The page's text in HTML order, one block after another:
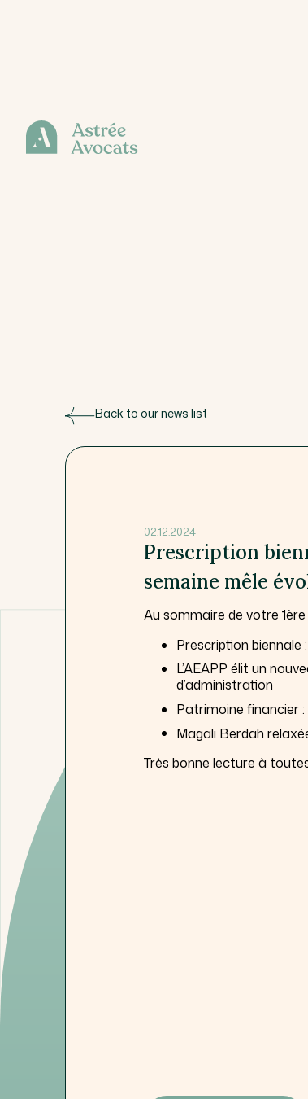
Back to our news list
02.12.2024
Prescription
semaine mêle
Au sommaire de votre
Prescription biennale
L’AEAPP élit un
d’administration
Patrimoine financier
Magali Berdah
Très bonne lecture à